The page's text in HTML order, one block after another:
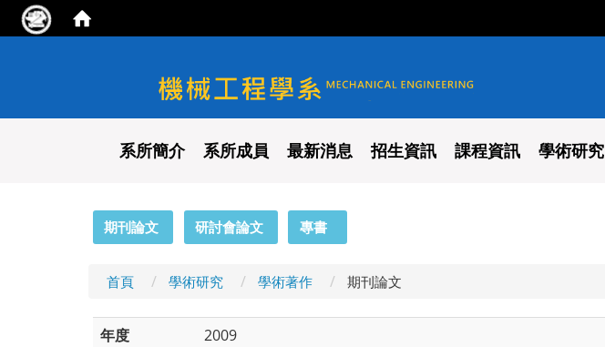
國立陽明交通大學 機械工程學系
系所簡介 系所成員 最新消息 招生資訊 課程資訊 學術研究
期刊論文 研討會論文 專書
首頁 學術研究 學術著作 期刊論文
年度
2009